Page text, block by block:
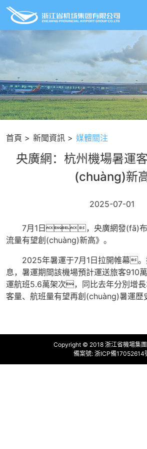
首頁 新聞資訊 媒體關注
央廣網：杭州機場暑運
(chuàng)新
2025-07-01
7月1日，央廣網發(fā)布
流量有望創(chuàng)新高》。
2025年暑運于7月1日拉開帷幕。
息，暑運期間該機場預計運送旅客
運航班5.6萬架次，同比去年分別增
客量、航班量有望再創(chuàng)暑運
Copyright © 2018 浙江省機場集團
備案號: 浙ICP備17052614